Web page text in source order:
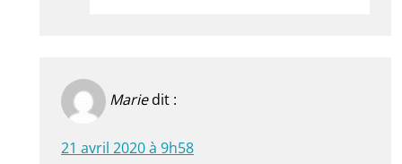
Marie dit :
21 avril 2020 à 9h58